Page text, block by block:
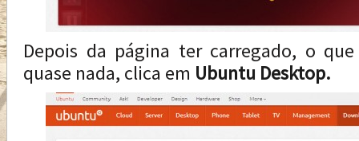
Depois da página ter carregado, o
quase nada, clica em Ubuntu Desktop.